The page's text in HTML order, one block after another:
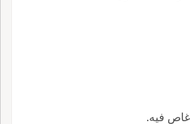
غاص فيه.